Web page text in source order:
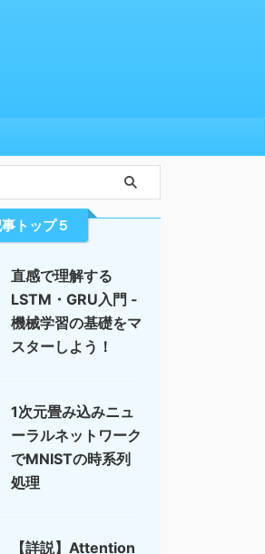
トップ５
直感で理解する
LSTM・GRU入門 -
機械学習の基礎をマ
スターしよう！
1次元畳み込みニュ
ーラルネットワーク
でMNISTの時系列
処理
【詳説】Attention